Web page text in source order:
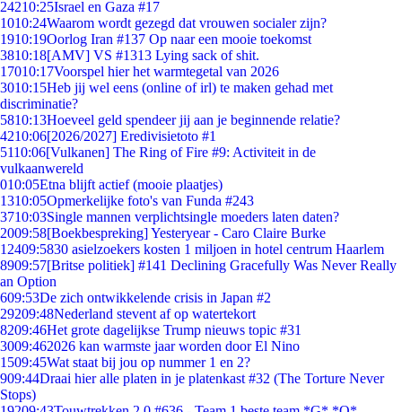
24210:25Israel en Gaza #17
1010:24Waarom wordt gezegd dat vrouwen socialer zijn?
1910:19Oorlog Iran #137 Op naar een mooie toekomst
3810:18[AMV] VS #1313 Lying sack of shit.
17010:17Voorspel hier het warmtegetal van 2026
3010:15Heb jij wel eens (online of irl) te maken gehad met
discriminatie?
5810:13Hoeveel geld spendeer jij aan je beginnende relatie?
4210:06[2026/2027] Eredivisietoto #1
5110:06[Vulkanen] The Ring of Fire #9: Activiteit in de
vulkaanwereld
010:05Etna blijft actief (mooie plaatjes)
1310:05Opmerkelijke foto's van Funda #243
3710:03Single mannen verplichtsingle moeders laten daten?
2009:58[Boekbespreking] Yesteryear - Caro Claire Burke
12409:5830 asielzoekers kosten 1 miljoen in hotel centrum Haarlem
8909:57[Britse politiek] #141 Declining Gracefully Was Never Really
an Option
609:53De zich ontwikkelende crisis in Japan #2
29209:48Nederland stevent af op watertekort
8209:46Het grote dagelijkse Trump nieuws topic #31
3009:462026 kan warmste jaar worden door El Nino
1509:45Wat staat bij jou op nummer 1 en 2?
909:44Draai hier alle platen in je platenkast #32 (The Torture Never
Stops)